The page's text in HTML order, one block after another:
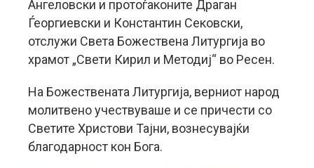
Ангеловски и протоѓаконите Драган
Ѓеоргиевски и Константин Сековски,
отслужи Света Божествена Литургија во
храмот „Свети Кирил и Методиј“ во Ресен.
На Божествената Литургија, верниот народ
молитвено учествуваше и се причести со
Светите Христови Тајни, вознесувајќи
благодарност кон Бога.